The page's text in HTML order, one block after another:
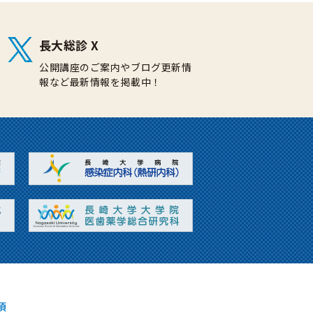
長大総診 X
公開講座のご案内やブログ更新情
報など最新情報を掲載中！